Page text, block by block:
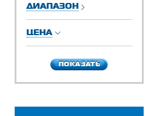
ДИАПАЗОН
ЦЕНА
ПОКАЗАТЬ
ПОКАЗАТЬ